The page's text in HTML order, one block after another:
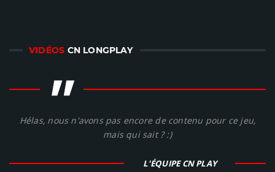
VIDÉOS CN LONGPLAY
"
Hélas, nous n'avons pas encore de contenu pour ce jeu,
mais qui sait ? :)
L'ÉQUIPE CN PLAY